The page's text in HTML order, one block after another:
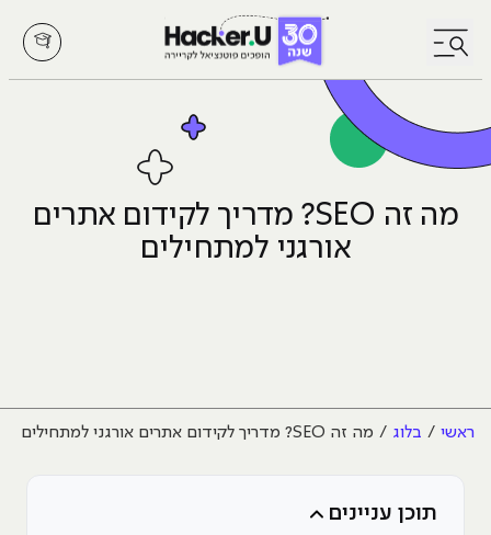
לחץ לפתיחת/סגירת תפריט
מה זה SEO? מדריך לקידום אתרים
אורגני למתחילים
ראשי בלוג מה זה SEO? מדריך לקידום אתרים אורגני למתחילים
תוכן עניינים